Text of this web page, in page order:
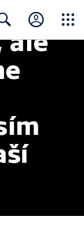
ale